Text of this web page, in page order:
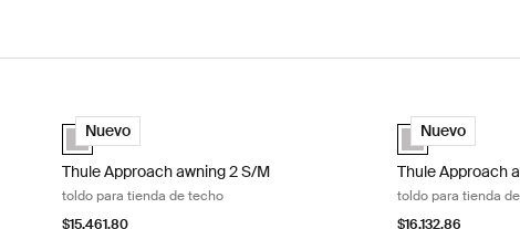
Thule Approach awning 2 S/M toldo para tienda de techo Ashland
Nuevo
Ashland grey (selected)
Thule Approach awning 2 S/M
toldo para tienda de techo
$15,461.80
Thule Approach
Nuevo
Ashland grey
Thule Approach
toldo para tienda
$16,132.86